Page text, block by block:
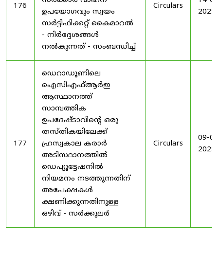
176
ഉപയോഗവും സ്വയം
സർട്ടിഫിക്കറ്റ് കൈമാറൽ
- നിർദ്ദേശങ്ങൾ
നൽകുന്നത് - സംബന്ധിച്ച്
Circulars
2025
177
ഡെറാഡൂണിലെ
ഐസിഎഫ്ആർഇ
ആസ്ഥാനത്ത്
സാമ്പത്തിക
ഉപദേഷ്ടാവിന്റെ ഒരു
തസ്തികയിലേക്ക്
ഹ്രസ്വകാല കരാർ
അടിസ്ഥാനത്തിൽ
ഡെപ്യൂട്ടേഷനിൽ
നിയമനം നടത്തുന്നതിന്
അപേക്ഷകൾ
ക്ഷണിക്കുന്നതിനുള്ള
ഒഴിവ് - സർക്കുലർ
Circulars
09-
2025